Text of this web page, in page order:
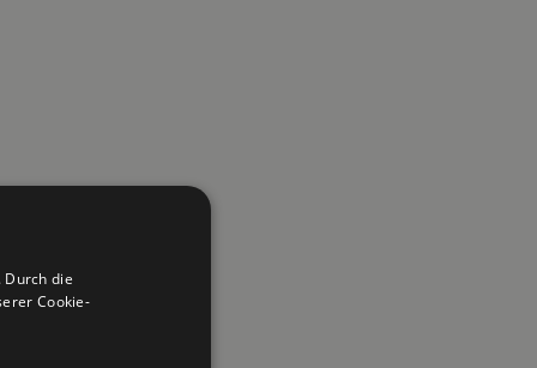
die
Cookie-